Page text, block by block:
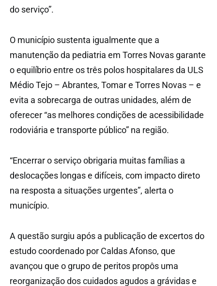
do serviço”.
O município sustenta igualmente que a
manutenção da pediatria em Torres Novas garante
o equilíbrio entre os três polos hospitalares da ULS
Médio Tejo – Abrantes, Tomar e Torres Novas – e
evita a sobrecarga de outras unidades, além de
oferecer “as melhores condições de acessibilidade
rodoviária e transporte público” na região.
“Encerrar o serviço obrigaria muitas famílias a
deslocações longas e difíceis, com impacto direto
na resposta a situações urgentes”, alerta o
município.
A questão surgiu após a publicação de excertos do
estudo coordenado por Caldas Afonso, que
avançou que o grupo de peritos propôs uma
reorganização dos cuidados agudos a grávidas e